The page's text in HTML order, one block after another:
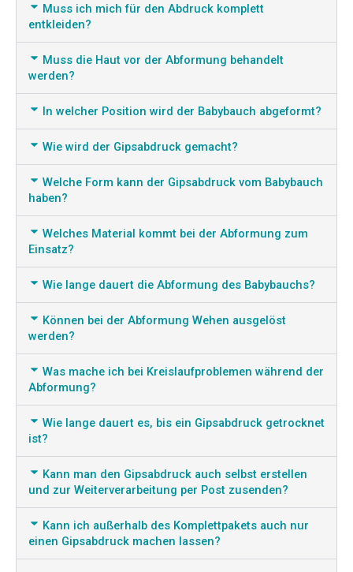
Muss ich mich für den Abdruck komplett
entkleiden?
Muss die Haut vor der Abformung behandelt
werden?
In welcher Position wird der Babybauch abgeformt?
Wie wird der Gipsabdruck gemacht?
Welche Form kann der Gipsabdruck vom Babybauch
haben?
Welches Material kommt bei der Abformung zum
Einsatz?
Wie lange dauert die Abformung des Babybauchs?
Können bei der Abformung Wehen ausgelöst
werden?
Was mache ich bei Kreislaufproblemen während der
Abformung?
Wie lange dauert es, bis ein Gipsabdruck getrocknet
ist?
Kann man den Gipsabdruck auch selbst erstellen
und zur Weiterverarbeitung per Post zusenden?
Kann ich außerhalb des Komplettpakets auch nur
einen Gipsabdruck machen lassen?